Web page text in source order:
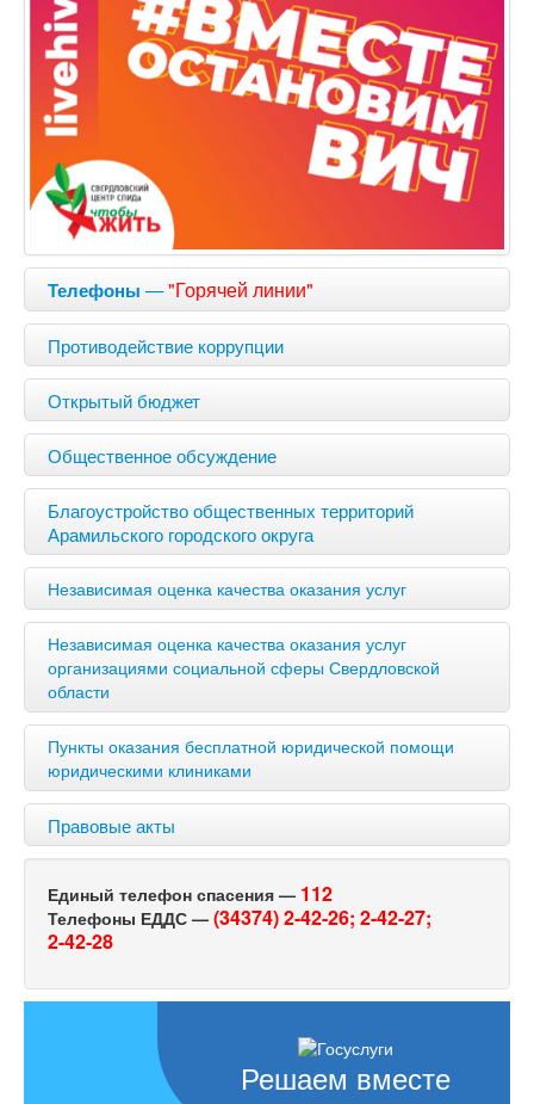
Телефоны —"Горячей линии"
Противодействие коррупции
Открытый бюджет
Общественное обсуждение
Благоустройство общественных территорий
Арамильского городского округа
Независимая оценка качества оказания услуг
Независимая оценка качества оказания услуг
организациями социальной сферы Свердловской
области
Пункты оказания бесплатной юридической помощи
юридическими клиниками
Правовые акты
Единый телефон спасения — 112
Телефоны ЕДДС — (34374) 2-42-26; 2-42-27;
2-42-28
Решаем вместе